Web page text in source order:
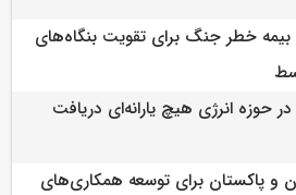
بیمه خطر جنگ برای تقویت بنگاه‌های
در حوزه انرژی هیچ یارانه‌ای دریافت
و پاکستان برای توسعه همکاری‌های